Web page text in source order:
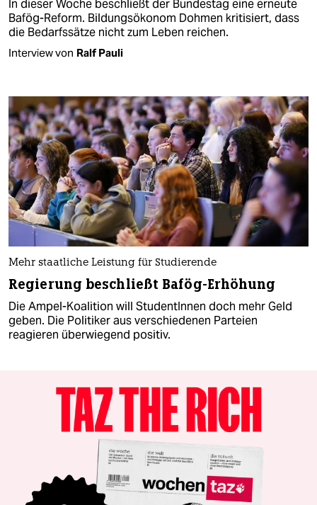
In dieser Woche beschließt der Bundestag eine erneute
Bafög-Reform. Bildungsökonom Dohmen kritisiert, dass
die Bedarfssätze nicht zum Leben reichen.
Interview von Ralf Pauli
Mehr staatliche Leistung für Studierende
Regierung beschließt Bafög-Erhöhung
Die Ampel-Koalition will StudentInnen doch mehr Geld
geben. Die Politiker aus verschiedenen Parteien
reagieren überwiegend positiv.